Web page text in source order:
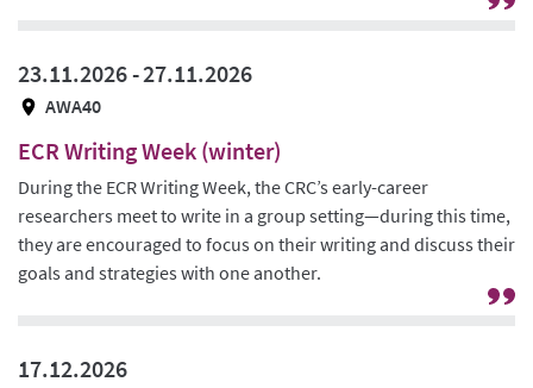
23.11.2026 -27.11.2026
AWA40
ECR Writing Week (winter)
During the ECR Writing Week, the CRC’s early-career
researchers meet to write in a group setting—during this time,
they are encouraged to focus on their writing and discuss their
goals and strategies with one another.
17.12.2026